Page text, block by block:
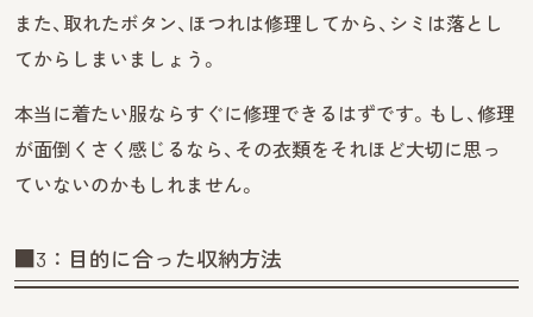
また、取れたボタン、ほつれは修理してから、シミは落とし
てからしまいましょう。
本当に着たい服ならすぐに修理できるはずです。もし、修理
が面倒くさく感じるなら、その衣類をそれほど大切に思っ
ていないのかもしれません。
■3：目的に合った収納方法